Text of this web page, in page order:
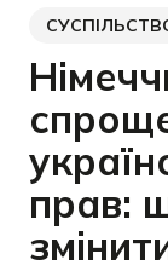
Категорія
Дата
прав: